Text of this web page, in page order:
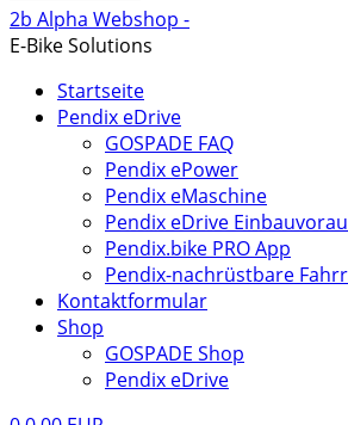
2b Alpha Webshop -
E-Bike Solutions
Startseite
Pendix eDrive
GOSPADE FAQ
Pendix ePower
Pendix eMaschine
Pendix eDrive
Pendix.bike PRO App
Pendix-nachrüstbare
Kontaktformular
Shop
GOSPADE Shop
Pendix eDrive